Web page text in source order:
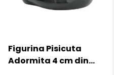
Figurina Pisicuta
Adormita 4 cm din